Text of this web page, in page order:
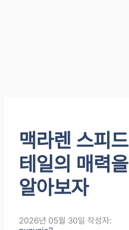
맥라렌 스피드
테일의 매력을
알아보자
2026년 05월 30일 작성자: